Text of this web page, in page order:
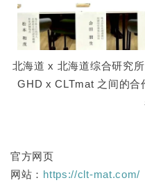
北海道 x 北海道综合研究
GHD x CLTmat 之间的合
官方网页
网站： https://clt-mat.com/